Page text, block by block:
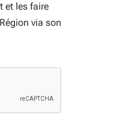
et les faire
via son